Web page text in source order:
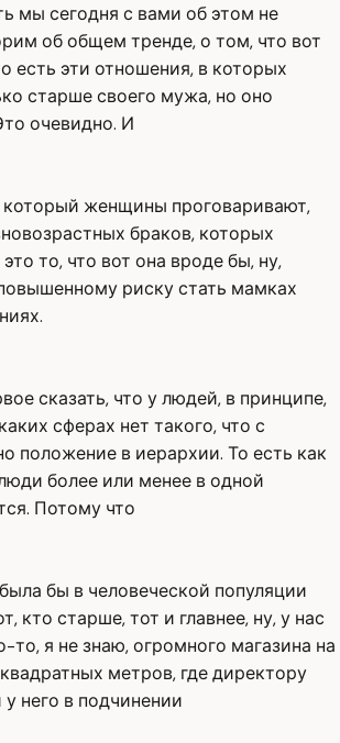
мы сегодня с вами об этом не
об общем тренде, о том, что вот
есть эти отношения, в которых
старше своего мужа, но оно
очевидно. И
который женщины проговаривают,
браков, которых
то, что вот она вроде бы, ну,
риску стать мамках
сказать, что у людей, в принципе,
сферах нет такого, что с
положение в иерархии. То есть как
более или менее в одной
Потому что
бы в человеческой популяции
кто старше, тот и главнее, ну, у нас
то, я не знаю, огромного магазина на
метров, где директору
него в подчинении